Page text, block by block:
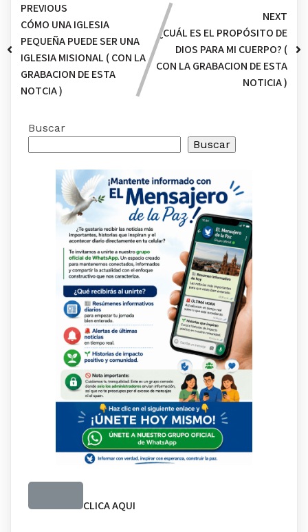
PREVIOUS
CÓMO UNA IGLESIA
PEQUEÑA PUEDE SER UNA
IGLESIA MISIONAL ( CON LA
GRABACION DE ESTA
NOTCIA )
NEXT
¿CUÁL ES EL PROPÓSITO DE
DIOS PARA MI CUERPO? (
CON LA GRABACION DE ESTA
NOTICIA )
Buscar
Buscar
CLICA AQUI